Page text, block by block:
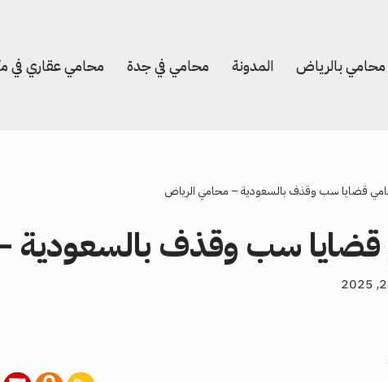
بالرياض المدونة محامي في جدة محامي عقاري في
قضايا سب وقذف بالسعودية – محامي الرياض
سب وقذف بالسعودية